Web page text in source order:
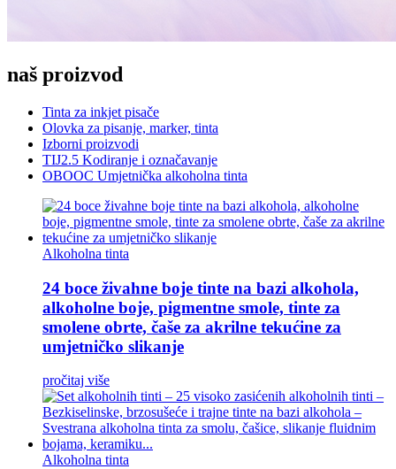
naš proizvod
Tinta za inkjet pisače
Olovka za pisanje, marker, tinta
Izborni proizvodi
TIJ2.5 Kodiranje i označavanje
OBOOC Umjetnička alkoholna tinta
Alkoholna tinta
24 boce živahne boje tinte na bazi alkohola,
alkoholne boje, pigmentne smole, tinte za
smolene obrte, čaše za akrilne tekućine za
umjetničko slikanje
pročitaj više
Alkoholna tinta